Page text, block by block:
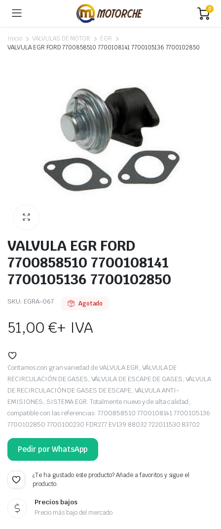
0
Inicio VALVULAS DE MOTOR
EGR
VALVULA EGR FORD 7700858510 7700108141 7700105136 7700102850
VALVULA EGR FORD
7700858510 7700108141
7700105136 7700102850
SKU: EGRA-067 Agotado
51,00€+ IVA
Contamos con gran variedad de VALVULA EGR, VÁLVULA DE
RECIRCULACIÓN DE GASES, VÁLVULA DE ESCAPE DE GASES, VÁLVULA
DE RECIRCULACIÓN DE GASES DE ESCAPE, VÁLVULA ANTI-
EMISIONES, SISTEMA EGR. Totalmente nuevo y de alta calidad,
compatible con las referencias: 7700858510 7700108141 7700105136
7700102850 7700100230 FDR277 EV139 88032 722011530 83702.
Pedir por WhatsApp
¿Te ha gustado este producto? Añade a favoritos y sigue el
producto.
Precios bajos
Precio más bajo del mercado